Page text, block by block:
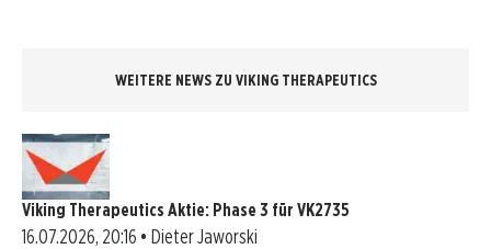
WEITERE NEWS ZU VIKING THERAPEUTICS
Viking Therapeutics Aktie: Phase 3 für VK2735
16.07.2026, 20:16 • Dieter Jaworski